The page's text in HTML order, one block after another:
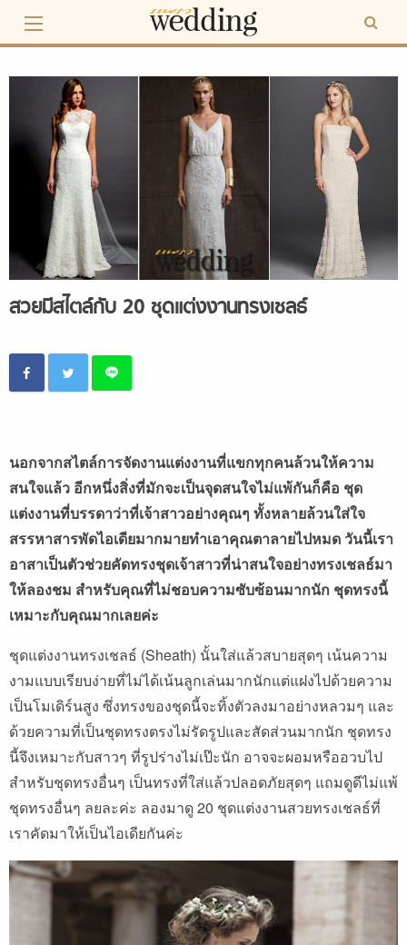
content
สวยมีสไตล์กับ 20 ชุดแต่งงานทรงเชลธ์
นอกจากสไตล์การจัดงานแต่งงานที่แขกทุกคนล้วนให้ความ
สนใจแล้ว อีกหนึ่งสิ่งที่มักจะเป็นจุดสนใจไม่แพ้กันก็คือ ชุด
แต่งงานที่บรรดาว่าที่เจ้าสาวอย่างคุณๆ ทั้งหลายล้วนใส่ใจ
สรรหาสารพัดไอเดียมากมายทำเอาคุณตาลายไปหมด วันนี้เรา
อาสาเป็นตัวช่วยคัดทรงชุดเจ้าสาวที่น่าสนใจอย่างทรงเชลธ์มา
ให้ลองชม สำหรับคุณที่ไม่ชอบความซับซ้อนมากนัก ชุดทรงนี้
เหมาะกับคุณมากเลยค่ะ
ชุดแต่งงานทรงเชลธ์ (Sheath) นั้นใส่แล้วสบายสุดๆ เน้นความ
งามแบบเรียบง่ายที่ไม่ได้เน้นลูกเล่นมากนักแต่แฝงไปด้วยความ
เป็นโมเดิร์นสูง ซึ่งทรงของชุดนี้จะทิ้งตัวลงมาอย่างหลวมๆ และ
ด้วยความที่เป็นชุดทรงตรงไม่รัดรูปและสัดส่วนมากนัก ชุดทรง
นี้จึงเหมาะกับสาวๆ ที่รูปร่างไม่เป๊ะนัก อาจจะผอมหรืออวบไป
สำหรับชุดทรงอื่นๆ เป็นทรงที่ใส่แล้วปลอดภัยสุดๆ แถมดูดีไม่แพ้
ชุดทรงอื่นๆ ลยละค่ะ ลองมาดู 20 ชุดแต่งงานสวยทรงเชลธ์ที่
เราคัดมาให้เป็นไอเดียกันค่ะ